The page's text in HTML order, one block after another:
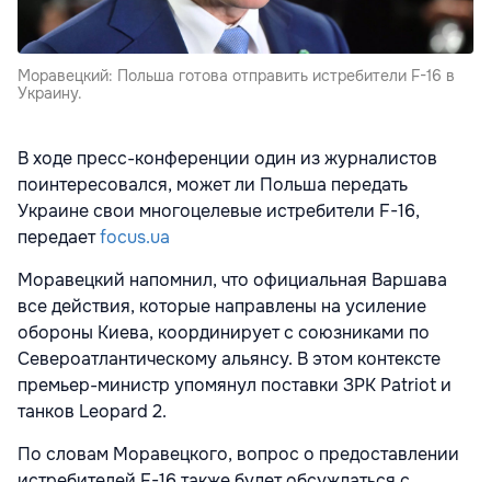
Моравецкий: Польша готова отправить истребители F-16 в
Украину.
В ходе пресс-конференции один из журналистов
поинтересовался, может ли Польша передать
Украине свои многоцелевые истребители F-16,
передаетfocus.ua
Моравецкий напомнил, что официальная Варшава
все действия, которые направлены на усиление
обороны Киева, координирует с союзниками по
Североатлантическому альянсу. В этом контексте
премьер-министр упомянул поставки ЗРК Patriot и
танков Leopard 2.
По словам Моравецкого, вопрос о предоставлении